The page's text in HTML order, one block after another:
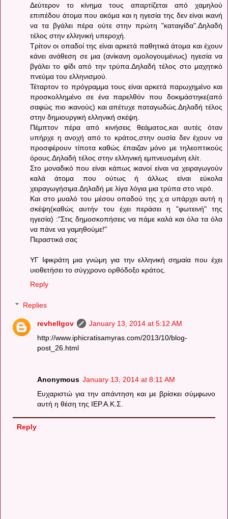
Δεύτερον το κίνημα τους απαρτίζεται από χαμηλού
επιπέδου άτομα που ακόμα και η ηγεσία της δεν είναι ικανή
να τα βγάλει πέρα ούτε στην πρώτη "καταιγίδα".Δηλαδή
τέλος στην ελληνική υπεροχή.
Τρίτον οι οπαδοί της είναι αρκετά παθητικά άτομα και έχουν
κάνει ανάθεση σε μια (ανίκανη ομολογουμένως) ηγεσία να
βγάλει το φίδι από την τρύπα.Δηλαδή τέλος στο μαχητικό
πνεύμα του ελληνισμού.
Τέταρτον το πρόγραμμα τους είναι αρκετά παρωχημένο και
προσκολλημένο σε ένα παρελθόν που δοκιμάστηκε(από
σαφώς πιο ικανούς) και απέτυχε παταγωδώς.Δηλαδή τέλος
στην δημιουργική ελληνική σκέψη.
Πέμπτον πέρα από κινήσεις θεάματος,και αυτές όταν
υπήρχε η ανοχή από το κράτος,στην ουσία δεν έχουν να
προσφέρουν τίποτα καθώς έπαιζαν μόνο με τηλεοπτικούς
όρους.Δηλαδή τέλος στην ελληνική εμπνευσμένη ελίτ.
Στο μοναδικό που είναι κάπως ικανοί είναι να χειραγωγούν
καλά άτομα που ούτως ή άλλως είναι εύκολα
χειραγωγήσιμα.Δηλαδή με λίγα λόγια μια τρύπα στο νερό.
Και στο μυαλό του μέσου οπαδού της χ.α υπάρχει αυτή η
σκέψη(καθώς αυτήν του έχει περάσει η "φωτεινή" της
ηγεσία) :"Στις δημοσκοπήσεις να πάμε καλά και όλα τα όλα
να πάνε να γαμηθούμε!"
Περαστικά σας
ΥΓ Ιφικράτη μια γνώμη για την ελληνική σημαία που έχει
υιοθετήσει το σύγχρονο ορθόδοξο κράτος.
Reply
Replies
revhellgov
January 13, 2014 at 5:12 AM
http://www.iphicratisamyras.com/2013/10/blog-
post_26.html
Anonymous January 13, 2014 at 8:11 AM
Ευχαριστώ για την απάντηση και με βρίσκει σύμφωνο
αυτή η θέση της ΙΕΡ.Α.Κ.Σ.
Reply